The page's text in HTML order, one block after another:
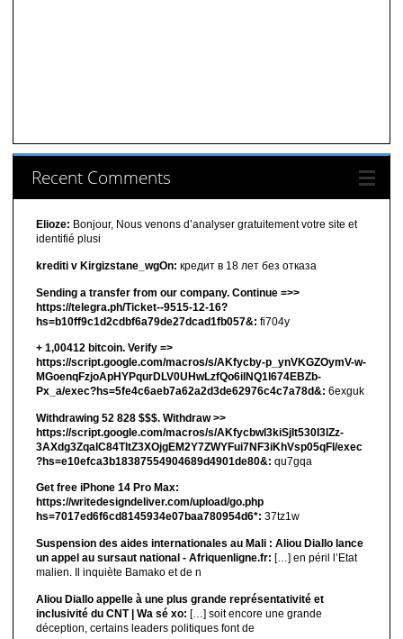
Recent Comments
Elioze: Bonjour, Nous venons d’analyser gratuitement votre site et
identifié plusi
krediti v Kirgizstane_wgOn: кредит в 18 лет без отказа
Sending a transfer from our company. Continue =>>
https://telegra.ph/Ticket--9515-12-16?
hs=b10ff9c1d2cdbf6a79de27dcad1fb057&: fi704y
+ 1,00412 bitсоin. Verify =>
https://script.google.com/macros/s/AKfycby-p_ynVKGZOymV-w-
MGoenqFzjoApHYPqurDLV0UHwLzfQo6ilNQ1l674EBZb-
Px_a/exec?hs=5fe4c6aeb7a62a2d3de62976c4c7a78d&: 6exguk
Withdrawing 52 828 $$$. Withdrаw >>
https://script.google.com/macros/s/AKfycbwl3kiSjlt530I3lZz-
3AXdg3ZqalC84TltZ3XOjgEM2Y7ZWYFui7NF3iKhVsp05qFl/exec
?hs=e10efca3b18387554904689d4901de80&: qu7gqa
Get free iPhone 14 Pro Max:
https://writedesigndeliver.com/upload/go.php
hs=7017ed6f6cd8145934e07baa780954d6*: 37tz1w
Suspension des aides internationales au Mali : Aliou Diallo lance
un appel au sursaut national - Afriquenligne.fr: […] en péril l’Etat
malien. Il inquiète Bamako et de n
Aliou Diallo appelle à une plus grande représentativité et
inclusivité du CNT | Wa sé xo: […] soit encore une grande
déception, certains leaders politiques font de